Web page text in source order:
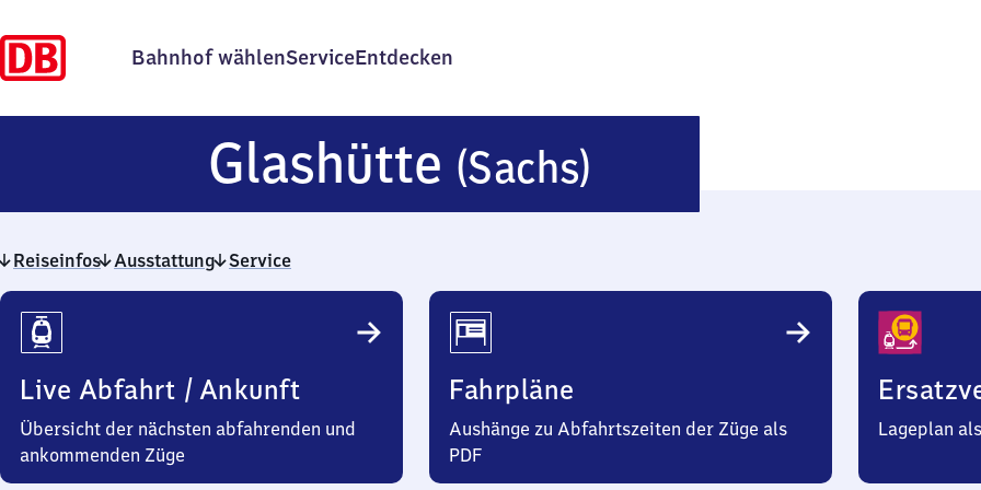
Bahnhof wählenServiceEntdecken
Glashütte (Sachs)
(Sachsen)
Reiseinfos Ausstattung Service
Reiseinfos
Live Abfahrt / Ankunft
Übersicht der nächsten abfahrenden und
ankommenden Züge
Fahrpläne
Aushänge zu Abfahrtszeiten der Züge als
PDF
Lageplan